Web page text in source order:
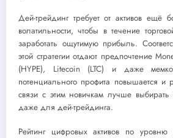
Дей-трейдинг требует от активов ещё
волатильности, чтобы в течение
заработать ощутимую прибыль.
этой стратегии отдают предпочтение
(HYPE), Litecoin (LTC) и даже
потенциального профита повышается и
связи с этим новичкам лучше
даже для дей-трейдинга.
Рейтинг цифровых активов по уровню